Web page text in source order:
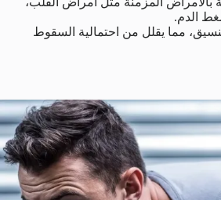
الدم.
مما يقلل من احتمالية السقوط